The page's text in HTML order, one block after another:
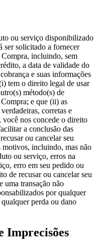
ou serviço disponibilizado
ser solicitado a fornecer
Compra, incluindo, sem
a data de validade do
e suas informações
tem o direito legal de usar
método(s) de
e que (ii) as
corretas e
nos concede o direito
a conclusão das
ou cancelar seu
motivos, incluindo, mas não
ou serviço, erros na
erro em seu pedido ou
de recusar ou cancelar seu
uma transação não
por qualquer
perda ou dano
Imprecisões